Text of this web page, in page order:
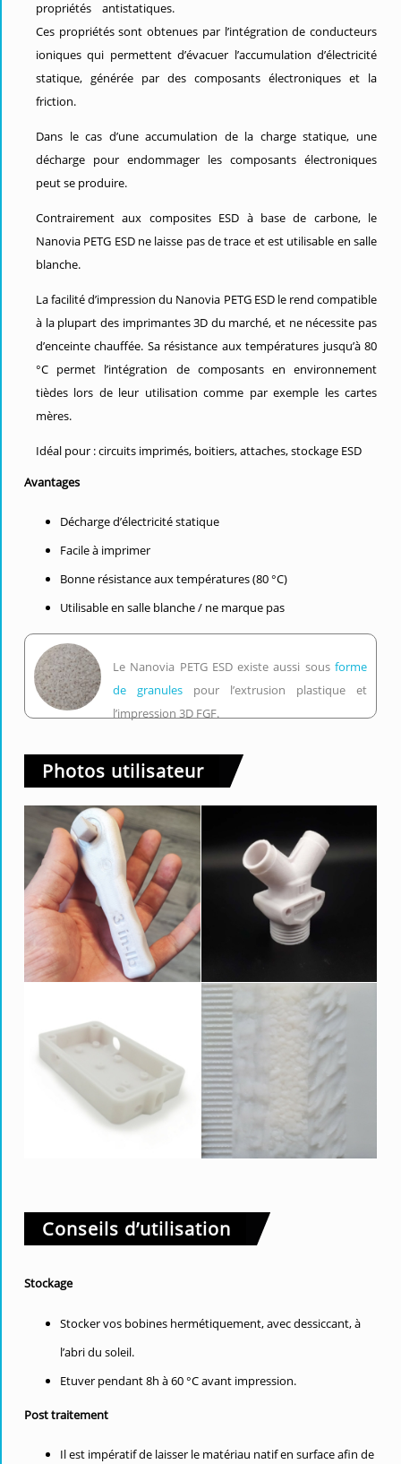
propriétés antistatiques.
Ces propriétés sont obtenues par l’intégration de conducteurs
ioniques qui permettent d’évacuer l’accumulation d’électricité
statique, générée par des composants électroniques et la
friction.
Dans le cas d’une accumulation de la charge statique, une
décharge pour endommager les composants électroniques
peut se produire.
Contrairement aux composites ESD à base de carbone, le
Nanovia PETG ESD ne laisse pas de trace et est utilisable en salle
blanche.
La facilité d’impression du Nanovia PETG ESD le rend compatible
à la plupart des imprimantes 3D du marché, et ne nécessite pas
d’enceinte chauffée. Sa résistance aux températures jusqu’à 80
°C permet l’intégration de composants en environnement
tièdes lors de leur utilisation comme par exemple les cartes
mères.
Idéal pour : circuits imprimés, boitiers, attaches, stockage ESD
Avantages
Décharge d’électricité statique
Facile à imprimer
Bonne résistance aux températures (80 °C)
Utilisable en salle blanche / ne marque pas
Le Nanovia PETG ESD existe aussi sous forme
de granules pour l’extrusion plastique et
l’impression 3D FGF.
Photos utilisateur
Conseils d’utilisation
Stockage
Stocker vos bobines hermétiquement, avec dessiccant, à
l’abri du soleil.
Etuver pendant 8h à 60 °C avant impression.
Post traitement
Il est impératif de laisser le matériau natif en surface afin de